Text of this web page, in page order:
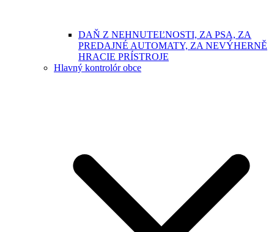
DAŇ Z NEHNUTEĽNOSTI, ZA PSA, ZA
PREDAJNÉ AUTOMATY, ZA NEVÝHERNĚ
HRACIE PRÍSTROJE
Hlavný kontrolór obce